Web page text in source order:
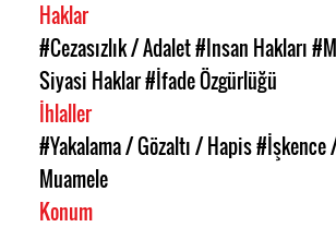
Haklar
#Cezasızlık / Adalet#Insan Hakları
Siyasi Haklar#İfade Özgürlüğü
İhlaller
#Yakalama / Gözaltı / Hapis#İşkence
Muamele
Konum